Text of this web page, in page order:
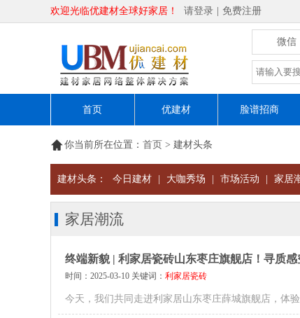
欢迎光临优建材全球好家居！ 请登录 免费注册
微信
首页 优建材 脸谱招商
你当前所在位置： 首页 > 建材头条
建材头条： 今日建材 大咖秀场 市场活动 家居
家居潮流
终端新貌 | 利家居瓷砖山东枣庄旗舰店！寻质
时间：2025-03-10 关键词： 利家居瓷砖
今天，我们共同走进利家居山东枣庄薛城旗舰店，体